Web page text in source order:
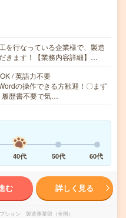
を行なっている企業様で、製造
きます！【業務内容詳細】…
/ 英語力不要
の操作できる方歓迎！〇まず
履歴書不要で気…
40代 50代 60代
む 詳しく見る
ション 製造事業部（全国）